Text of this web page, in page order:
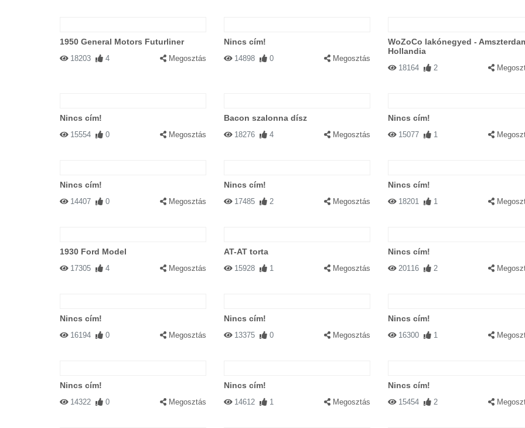
1950 General Motors Futurliner
18203 4 Megosztás
Nincs cím!
14898 0 Megosztás
WoZoCo lakónegyed -
Hollandia
18164 2
Nincs cím!
15554 0 Megosztás
Bacon szalonna dísz
18276 4 Megosztás
Nincs cím!
15077 1
Nincs cím!
14407 0 Megosztás
Nincs cím!
17485 2 Megosztás
Nincs cím!
18201 1
1930 Ford Model
17305 4 Megosztás
AT-AT torta
15928 1 Megosztás
Nincs cím!
20116 2
Nincs cím!
16194 0 Megosztás
Nincs cím!
13375 0 Megosztás
Nincs cím!
16300 1
Nincs cím!
14322 0 Megosztás
Nincs cím!
14612 1 Megosztás
Nincs cím!
15454 2